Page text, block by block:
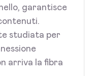
garantisce
studiata per
arriva la fibra